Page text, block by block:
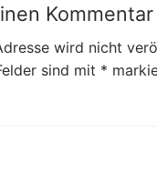
Kommentar
wird nicht
sind mit *